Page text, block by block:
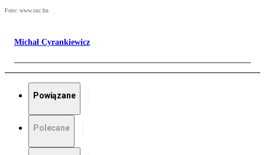
Foto: www.sxc.hu
Michał Cyrankiewicz
Powiązane
Polecane